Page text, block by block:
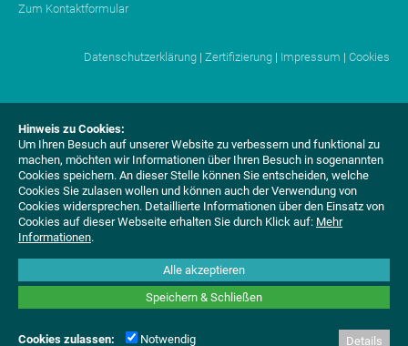
Alle akzeptieren
Speichern & Schließen
Hinweis zu Cookies:
Um Ihren Besuch auf unserer Website zu verbessern und funktional zu
machen, möchten wir Informationen über Ihren Besuch in sogenannten
Cookies speichern. An dieser Stelle können Sie entscheiden, welche
Cookies Sie zulasen wollen und können auch der Verwendung von
Cookies widersprechen. Detaillierte Informationen über den Einsatz von
Cookies auf dieser Webseite erhalten Sie durch Klick auf: Mehr
Informationen.
Cookies zulassen: Notwendig Details
Zum Kontaktformular
Datenschutzerklärung | Zertifizierung | Impressum | Cookies